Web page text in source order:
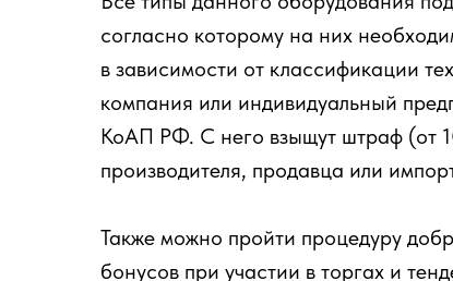
согласно которому на них
в зависимости от классификации
компания или индивидуальный
КоАП РФ. С него взыщут штраф (от
производителя, продавца или
Также можно пройти процедуру
бонусов при участии в торгах и